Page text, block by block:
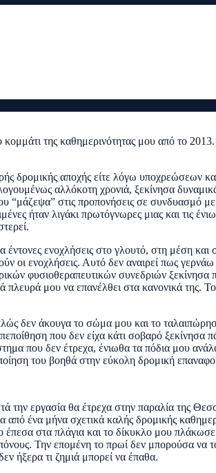
της καθημερινότητας μου από το
δρομικής αποχής είτε λόγω υποχρεώσεων
αλλόκοτη χρονιά, ξεκίνησα
“μάζεψα” στις προπονήσεις σε συνδυασμό
ήταν λιγάκι πρωτόγνωρες μιας και τις
ενοχλήσεις στο γλουτό, στη μέση
οι ενοχλήσεις. Αυτό δεν αναιρεί πως
φυσιοθεραπευτικών συνεδριών ξεκίνησα
πλευρά μου να επανέλθει στα κανονικά της.
δεν άκουγα το σώμα μου και το
που δεν είχα κάτι σοβαρό
που δεν έτρεχα, ένιωθα τα πόδια μου
του βοηθά στην εύκολη δρομική
εργασία θα έτρεχα στην παραλία της
από ένα μήνα σχετικά καλής δρομικής
στα πλάγια και το δίκυκλο μου
Την επομένη το πρωί δεν μπορούσα
ήξερα τι ζημιά μπορεί να έπαθα.